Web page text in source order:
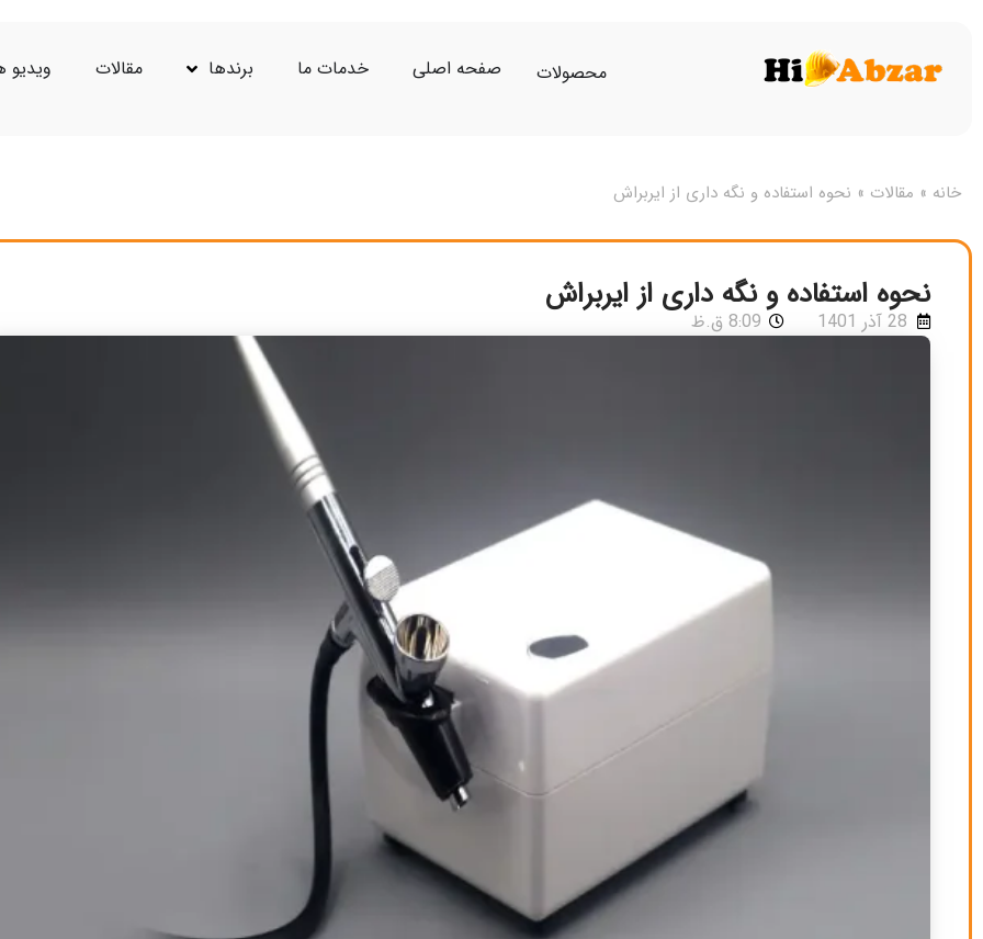
محصولات صفحه اصلی خدمات ما برندها مقالات ویدیو
خانه » مقالات » نحوه استفاده و نگه داری از ایربراش
نحوه استفاده و نگه داری از ایربراش
28 آذر 1401 8:09 ق.ظ